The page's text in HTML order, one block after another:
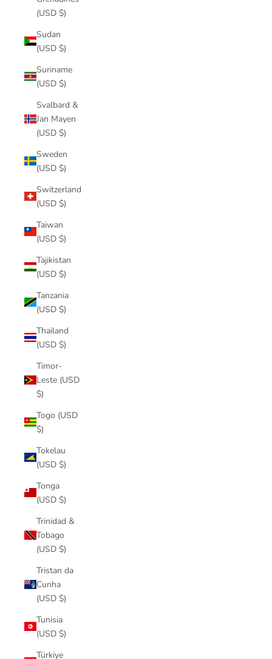
(USD $)
Sudan
(USD $)
Suriname
(USD $)
Svalbard &
Jan Mayen
(USD $)
Sweden
(USD $)
Switzerland
(USD $)
Taiwan
(USD $)
Tajikistan
(USD $)
Tanzania
(USD $)
Thailand
(USD $)
Timor-
Leste (USD
$)
Togo (USD
$)
Tokelau
(USD $)
Tonga
(USD $)
Trinidad &
Tobago
(USD $)
Tristan da
Cunha
(USD $)
Tunisia
(USD $)
Türkiye